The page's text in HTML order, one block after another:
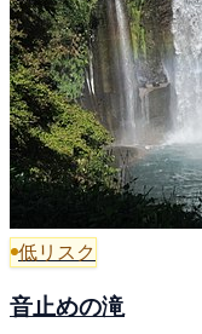
低リスク
音止めの滝